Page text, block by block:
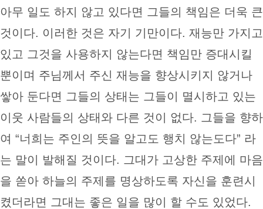
아무 일도 하지 않고 있다면 그들의 책임은 더욱 큰
것이다. 이러한 것은 자기 기만이다. 재능만 가지고
있고 그것을 사용하지 않는다면 책임만 증대시킬
뿐이며 주님께서 주신 재능을 향상시키지 않거나
쌓아 둔다면 그들의 상태는 그들이 멸시하고 있는
이웃 사람들의 상태와 다른 것이 없다. 그들을 향하
여 “너희는 주인의 뜻을 알고도 행치 않는도다” 라
는 말이 발해질 것이다. 그대가 고상한 주제에 마음
을 쏟아 하늘의 주제를 명상하도록 자신을 훈련시
켰더라면 그대는 좋은 일을 많이 할 수도 있었다.